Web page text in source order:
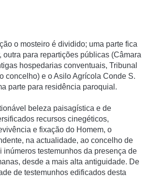
o mosteiro é dividido; uma parte fica
outra para repartições públicas (Câmara
hospedarias conventuais, Tribunal
concelho) e o Asilo Agrí­cola Conde S.
parte para residência paroquial.
beleza paisagística e de
recursos cinegéticos,
e fixação do Homem, o
na actualidade, ao concelho de
inúmeros testemunhos da presença de
desde a mais alta antiguidade. De
de testemunhos edificados desta